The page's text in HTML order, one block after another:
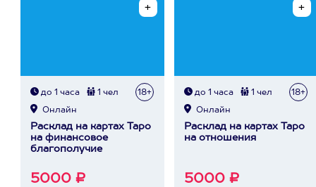
до 1 часа 1 чел 18+
Онлайн
Расклад на картах Таро
на финансовое
благополучие
5000 ₽
до 1 часа 1 чел 18+
Онлайн
Расклад на картах Таро
на отношения
5000 ₽